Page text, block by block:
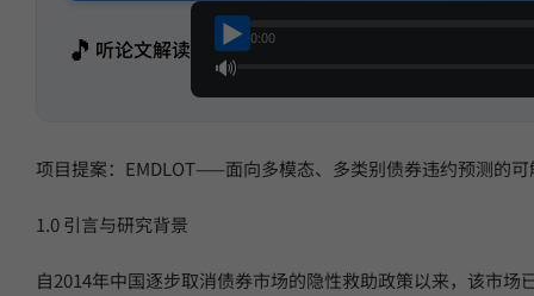
🎵 听论文解读 ▶ 0:00
🔊
项目提案：EMDLOT——面向多模态、多类别债券违约预测的
1.0 引言与研究背景
自2014年中国逐步取消债券市场的隐性救助政策以来，该市